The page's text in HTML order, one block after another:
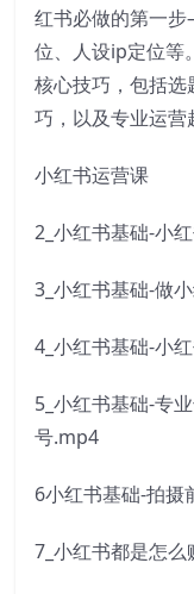
红书必做的第一
位、人设ip定位等
核心技巧，包括
巧，以及专业运营
小红书运营课
2_小红书基础-小
3_小红书基础-做
4_小红书基础-小
5_小红书基础-专
号.mp4
6小红书基础-拍
7_小红书都是怎